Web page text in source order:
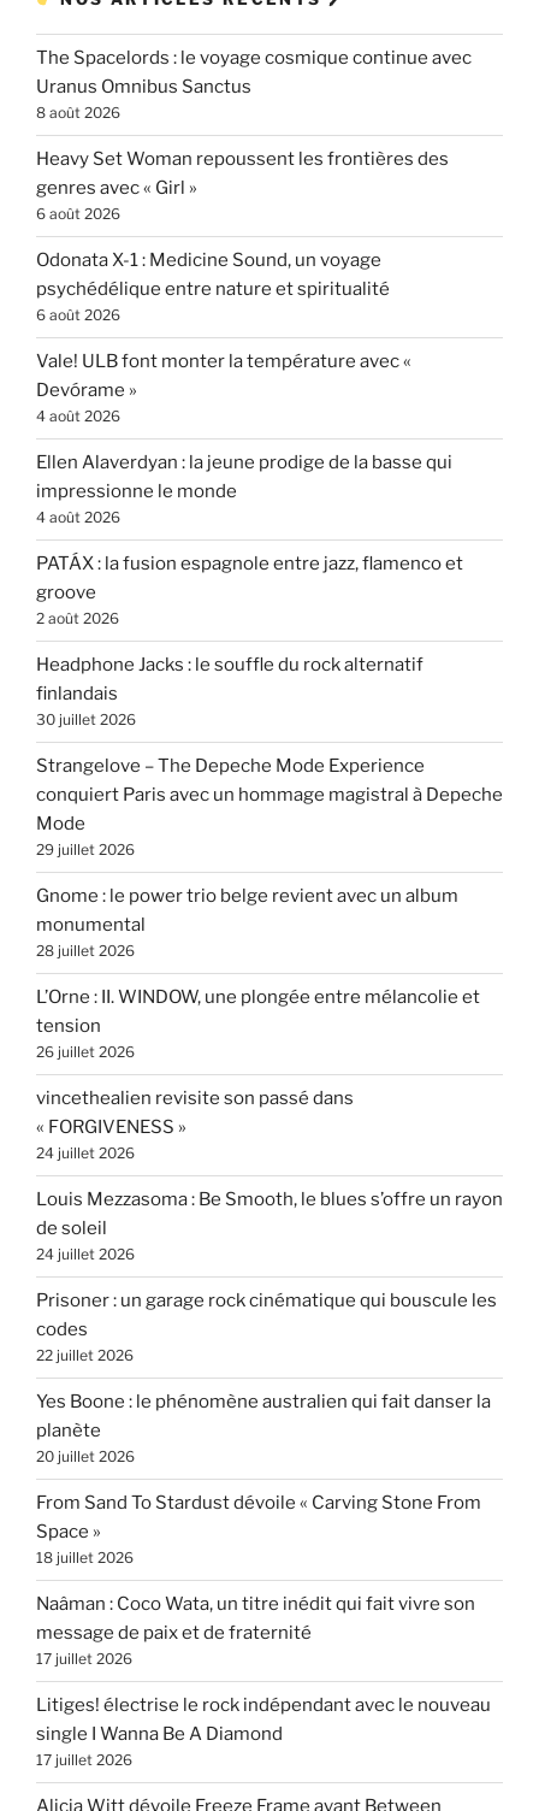
The Spacelords : le voyage cosmique continue avec
Uranus Omnibus Sanctus
8 août 2026
Heavy Set Woman repoussent les frontières des
genres avec « Girl »
6 août 2026
Odonata X-1 : Medicine Sound, un voyage
psychédélique entre nature et spiritualité
6 août 2026
Vale! ULB font monter la température avec «
Devórame »
4 août 2026
Ellen Alaverdyan : la jeune prodige de la basse qui
impressionne le monde
4 août 2026
PATÁX : la fusion espagnole entre jazz, flamenco et
groove
2 août 2026
Headphone Jacks : le souffle du rock alternatif
finlandais
30 juillet 2026
Strangelove – The Depeche Mode Experience
conquiert Paris avec un hommage magistral à Depeche
Mode
29 juillet 2026
Gnome : le power trio belge revient avec un album
monumental
28 juillet 2026
L’Orne : II. WINDOW, une plongée entre mélancolie et
tension
26 juillet 2026
vincethealien revisite son passé dans
« FORGIVENESS »
24 juillet 2026
Louis Mezzasoma : Be Smooth, le blues s’offre un rayon
de soleil
24 juillet 2026
Prisoner : un garage rock cinématique qui bouscule les
codes
22 juillet 2026
Yes Boone : le phénomène australien qui fait danser la
planète
20 juillet 2026
From Sand To Stardust dévoile « Carving Stone From
Space »
18 juillet 2026
Naâman : Coco Wata, un titre inédit qui fait vivre son
message de paix et de fraternité
17 juillet 2026
Litiges! électrise le rock indépendant avec le nouveau
single I Wanna Be A Diamond
17 juillet 2026
Alicia Witt dévoile Freeze Frame avant Between